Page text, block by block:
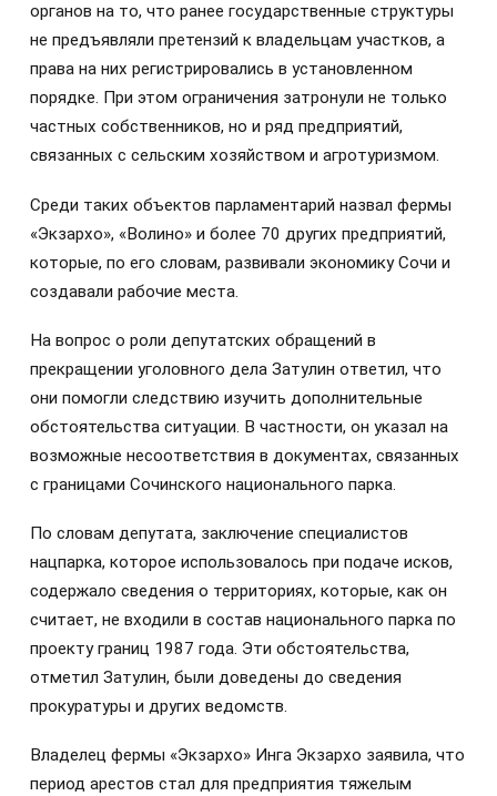
органов на то, что ранее государственные структуры
не предъявляли претензий к владельцам участков, а
права на них регистрировались в установленном
порядке. При этом ограничения затронули не только
частных собственников, но и ряд предприятий,
связанных с сельским хозяйством и агротуризмом.
Среди таких объектов парламентарий назвал фермы
«Экзархо», «Волино» и более 70 других предприятий,
которые, по его словам, развивали экономику Сочи и
создавали рабочие места.
На вопрос о роли депутатских обращений в
прекращении уголовного дела Затулин ответил, что
они помогли следствию изучить дополнительные
обстоятельства ситуации. В частности, он указал на
возможные несоответствия в документах, связанных
с границами Сочинского национального парка.
По словам депутата, заключение специалистов
нацпарка, которое использовалось при подаче исков,
содержало сведения о территориях, которые, как он
считает, не входили в состав национального парка по
проекту границ 1987 года. Эти обстоятельства,
отметил Затулин, были доведены до сведения
прокуратуры и других ведомств.
Владелец фермы «Экзархо» Инга Экзархо заявила, что
период арестов стал для предприятия тяжелым